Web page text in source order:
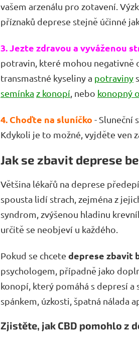
vašem arzenálu pro zotavení.
příznaků deprese stejně účinné
3. Jezte zdravou a vyváženou
potravin, které mohou negativně
transmastné kyseliny a potraviny
semínka z konopí , nebo konopný
4. Choďte na sluníčko - Sluneční
Kdykoli je to možné, vyjděte ven
Jak se zbavit deprese
Většina lékařů na deprese
spousta lidí strach, zejména z
syndrom, zvýšenou hladinu
určitě se neobjeví u každého.
Pokud se chcete deprese zbavit
psychologem, případně jako
konopí, který pomáhá s depresí
spánkem, úzkosti, špatná nálada
Zjistěte, jak CBD pomohlo z